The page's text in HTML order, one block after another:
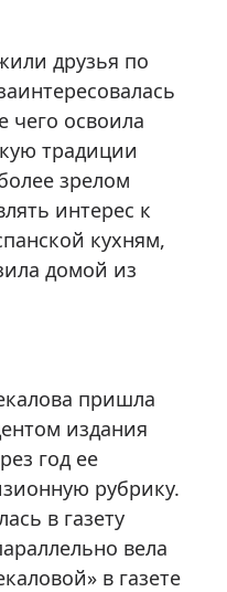
друзья по
чего освоила
традиции
зрелом
интерес к
кухням,
домой из
пришла
издания
год ее
рубрику.
в газету
вела
в газете